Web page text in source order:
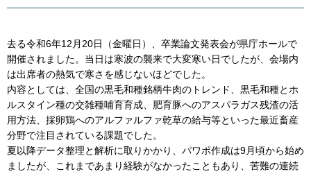
去る令和6年12月20日（金曜日）、卒業論文発表会が県庁ホールで
開催されました。当日は寒波の襲来で大変寒い日でしたが、会場内
は出席者の熱気で寒さを感じないほどでした。
内容としては、全国の黒毛和種銘柄牛肉のトレンド、黒毛和種とホ
ルスタイン種の交雑種哺育育成、肥育豚へのアスパラガス残渣の活
用方法、採卵鶏へのアルファルファ乾草の給与等といった最近畜産
分野で注目されている課題でした。
夏以降データ整理と解析に取りかかり、パワポ作成は9月頃から始め
ましたが、これまであまり経験がなかったこともあり、苦難の連続